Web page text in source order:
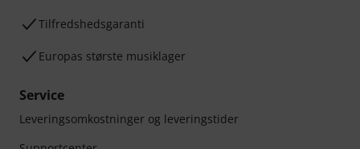
Tilfredshedsgaranti
Europas største musiklager
Service
Leveringsomkostninger og leveringstider